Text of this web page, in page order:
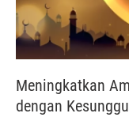
Meningkatkan
dengan